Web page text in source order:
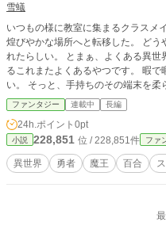
雪蟻
いつもの様に教室に集まるクラスメ
煌びやかな場所へと転移した。 どう
れたらしい。 とまぁ、よくある異世界転移です。 主人公の持つチートで無双す
るこれまたよくあるやつです。 暇
い。 そっと、手持ちのその端末を
から、お読みください。
ファンタジー 連載中 長編
24h.ポイント 0pt
小説 228,851 位 / 228,851件 ファ
異世界 勇者 魔王 百合